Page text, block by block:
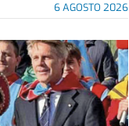
6 AGOSTO 2026